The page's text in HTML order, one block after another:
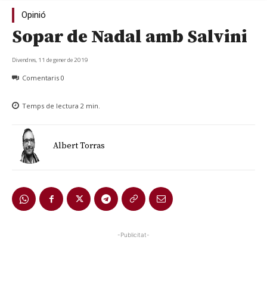
Opinió
Sopar de Nadal amb Salvini
Divendres, 11 de gener de 2019
Comentaris 0
Temps de lectura 2 min.
Albert Torras
-Publicitat-